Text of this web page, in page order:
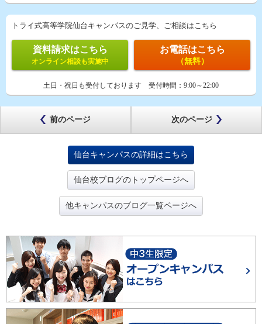
トライ式高等学院仙台キャンパスのご見学、ご相談はこちら
資料請求はこちら
オンライン相談も実施中
お電話はこちら
（無料）
土日・祝日も受付しております 受付時間： 9:00～22:00
前のページ 次のページ
仙台キャンパスの詳細はこちら
仙台校ブログのトップページへ
他キャンパスのブログ一覧ページへ